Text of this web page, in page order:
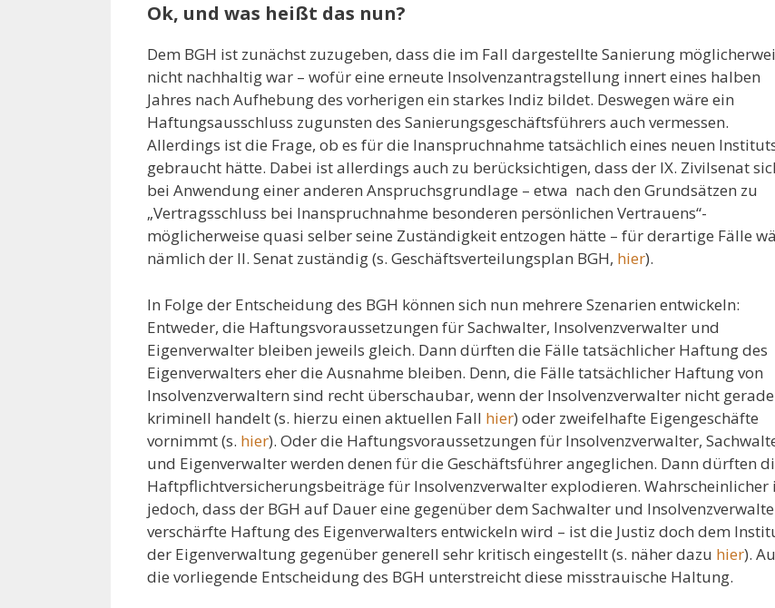
Ok, und was heißt das nun?
Dem BGH ist zunächst zuzugeben, dass die im Fall dargestellte Sanierung
nicht nachhaltig war – wofür eine erneute Insolvenzantragstellung innert eines halben
Jahres nach Aufhebung des vorherigen ein starkes Indiz bildet. Deswegen wäre ein
Haftungsausschluss zugunsten des Sanierungsgeschäftsführers auch vermessen.
Allerdings ist die Frage, ob es für die Inanspruchnahme tatsächlich eines neuen
gebraucht hätte. Dabei ist allerdings auch zu berücksichtigen, dass der IX. Zivilsenat
bei Anwendung einer anderen Anspruchsgrundlage – etwa nach den Grundsätzen zu
„Vertragsschluss bei Inanspruchnahme besonderen persönlichen Vertrauens“-
möglicherweise quasi selber seine Zuständigkeit entzogen hätte – für derartige Fälle
nämlich der II. Senat zuständig (s. Geschäftsverteilungsplan BGH, hier).
In Folge der Entscheidung des BGH können sich nun mehrere Szenarien entwickeln:
Entweder, die Haftungsvoraussetzungen für Sachwalter, Insolvenzverwalter und
Eigenverwalter bleiben jeweils gleich. Dann dürften die Fälle tatsächlicher Haftung des
Eigenverwalters eher die Ausnahme bleiben. Denn, die Fälle tatsächlicher Haftung von
Insolvenzverwaltern sind recht überschaubar, wenn der Insolvenzverwalter nicht gerade
kriminell handelt (s. hierzu einen aktuellen Fall hier) oder zweifelhafte Eigengeschäfte
vornimmt (s. hier). Oder die Haftungsvoraussetzungen für Insolvenzverwalter,
und Eigenverwalter werden denen für die Geschäftsführer angeglichen. Dann dürften
Haftpflichtversicherungsbeiträge für Insolvenzverwalter explodieren. Wahrscheinlicher
jedoch, dass der BGH auf Dauer eine gegenüber dem Sachwalter und
verschärfte Haftung des Eigenverwalters entwickeln wird – ist die Justiz doch dem
der Eigenverwaltung gegenüber generell sehr kritisch eingestellt (s. näher dazu hier).
die vorliegende Entscheidung des BGH unterstreicht diese misstrauische Haltung.